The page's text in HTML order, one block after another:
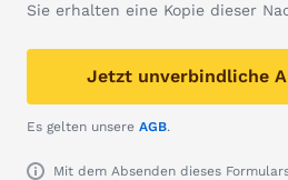
Sie erhalten eine Kopie dieser
Jetzt unverbindliche
Es gelten unsere AGB.
Mit dem Absenden dieses